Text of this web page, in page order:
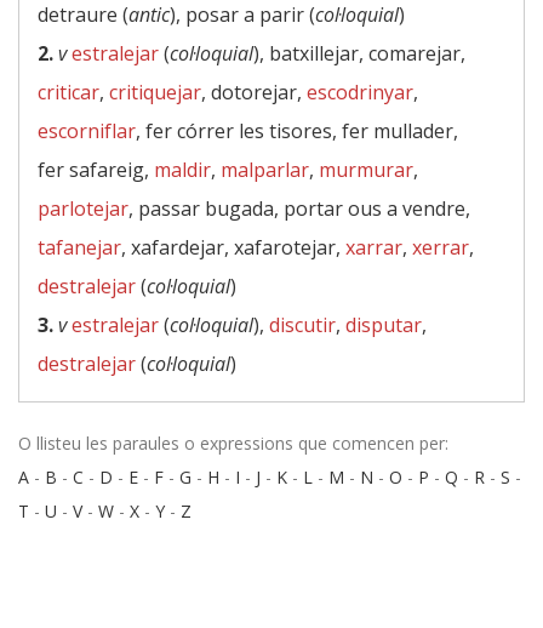
detraure (antic), posar a parir (col·loquial)
2.vestralejar(col·loquial), batxillejar, comarejar,
criticar, critiquejar, dotorejar, escodrinyar,
escorniflar, fer córrer les tisores, fer mullader,
fer safareig, maldir, malparlar, murmurar,
parlotejar, passar bugada, portar ous a vendre,
tafanejar, xafardejar, xafarotejar, xarrar, xerrar,
destralejar(col·loquial)
3.vestralejar(col·loquial), discutir, disputar,
destralejar(col·loquial)
O llisteu les paraules o expressions que comencen per:
A - B - C - D - E - F - G - H - I - J - K - L - M - N - O - P - Q - R - S -
T - U - V- W - X - Y - Z